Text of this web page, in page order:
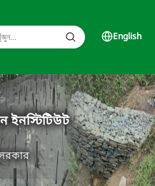
English
ইনস্টিটিউট
সরকার